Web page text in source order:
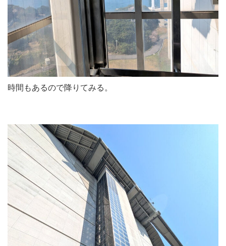
時間もあるので降りてみる。